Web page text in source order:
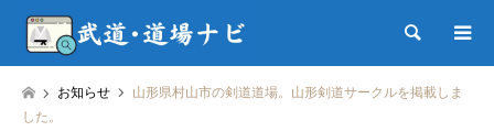
検索
お知らせ
山形県村山市の剣道道場。山形剣道サークルを掲載しま
した。